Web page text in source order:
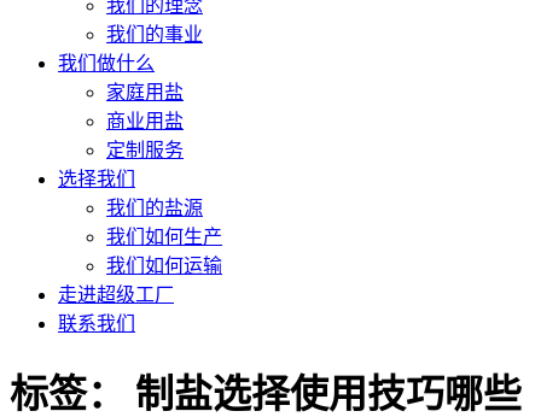
我们的理念
我们的事业
我们做什么
家庭用盐
商业用盐
定制服务
选择我们
我们的盐源
我们如何生产
我们如何运输
走进超级工厂
联系我们
标签： 制盐选择使用技巧哪些